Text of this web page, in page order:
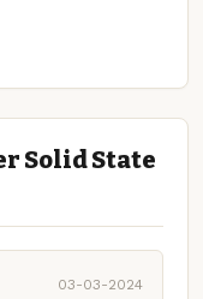
Solid State
03-03-2024